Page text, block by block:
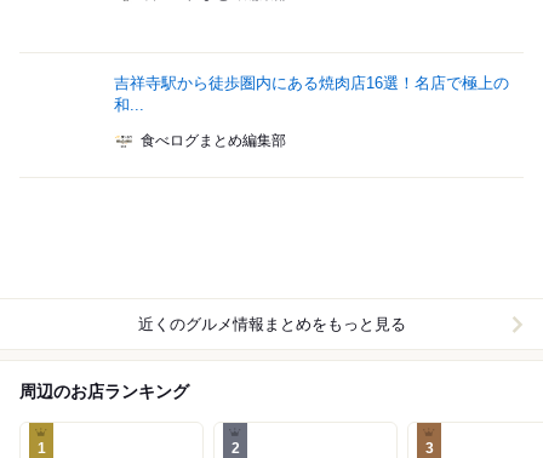
吉祥寺駅から徒歩圏内にある焼肉店16選！名店で極上の
和...
食べログまとめ編集部
近くのグルメ情報まとめをもっと見る
周辺のお店ランキング
1 2 3